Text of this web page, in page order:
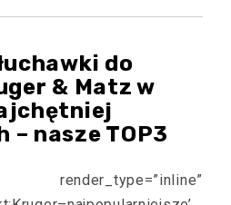
do
& Matz w
– nasze TOP3
render_type=”inline”